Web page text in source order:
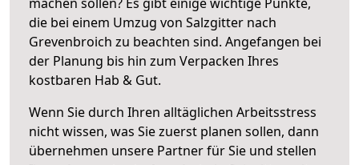
die bei einem Umzug von Salzgitter nach
Grevenbroich zu beachten sind. Angefangen bei
der Planung bis hin zum Verpacken Ihres
kostbaren Hab & Gut.
Wenn Sie durch Ihren alltäglichen Arbeitsstress
nicht wissen, was Sie zuerst planen sollen, dann
übernehmen unsere Partner für Sie und stellen